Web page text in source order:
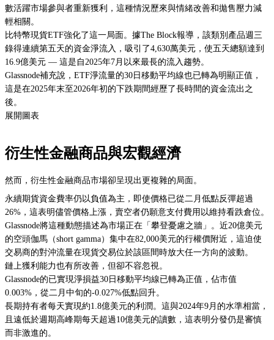
數活躍市場參與者重新獲利，這種情況歷來與情緒改善和拋售壓力減
輕相關。
比特幣現貨ETF強化了這一局面。據The Block報導，該類別產品週三
錄得連續第五天的資金淨流入，吸引了4,630萬美元，使五天總額達到
16.9億美元 — 這是自2025年7月以來最長的流入趨勢。
Glassnode補充說，ETF淨流量的30日移動平均線也已轉為明顯正值，
這是在2025年末至2026年初的下跌期間經歷了長時間的資金流出之
後。
展開圖表
衍生性金融商品與宏觀經濟
然而，衍生性金融商品市場卻呈現出更複雜的局面。
永續期貨資金費率仍以負值為主，即使價格已從二月低點反彈超過
26%，這表明儘管價格上漲，賣空者仍願意支付費用以維持看跌倉位。
Glassnode將這種動態描述為市場正在「攀登憂慮之牆」。近20億美元
的空頭伽馬（short gamma）集中在82,000美元的行權價附近，這迫使
交易商的對沖流量在現貨交易位於該區間時放大任一方向的波動。
鏈上獲利能力也有所改善，但卻不容忽視。
Glassnode的已實現淨損益30日移動平均線已轉為正值，佔市值
0.003%，從二月中旬的-0.027%低點回升。
長期持有者每天實現約1.8億美元的利潤。這與2024年9月的水準相當，
且遠低於週期高峰期每天超過10億美元的讀數，這表明分發仍是審慎
而非激進的。